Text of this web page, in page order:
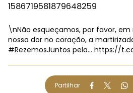
1586719581879648259
\nNão esqueçamos, por favor, em
nossa dor no coração, a
#RezemosJuntos pela… https://
Partilhar